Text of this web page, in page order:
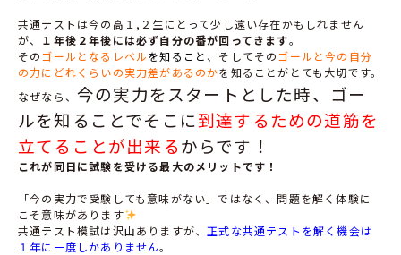
共通テストは今の高１,２生にとって少し遠い存在かもしれません
が、 １年後２年後には必ず自分の番が回ってきます。
その ゴールとなるレベルを知ること 、そしてその ゴールと今の自分
の力にどれくらいの実力差があるのかを知ることがとても大切です。
なぜなら、 今の実力をスタートとした時、ゴー
ルを知ることでそこに到達するための道筋を
立てることが出来るからです！
これが同日に試験を受ける最大のメリットです！
「今の実力で受験しても意味がない」ではなく、問題を解く体験に
こそ意味があります
共通テスト模試は沢山ありますが、正式な共通テストを解く機会は
１年に一度しかありません。